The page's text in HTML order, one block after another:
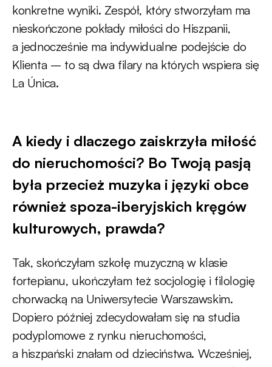
konkretne wyniki. Zespół, który stworzyłam ma
nieskończone pokłady miłości do Hiszpanii,
a jednocześnie ma indywidualne podejście do
Klienta – to są dwa filary na których wspiera się
La Única.
A kiedy i dlaczego zaiskrzyła miłość
do nieruchomości? Bo Twoją pasją
była przecież muzyka i języki obce
również spoza-iberyjskich kręgów
kulturowych, prawda?
Tak, skończyłam szkołę muzyczną w klasie
fortepianu, ukończyłam też socjologię i filologię
chorwacką na Uniwersytecie Warszawskim.
Dopiero później zdecydowałam się na studia
podyplomowe z rynku nieruchomości,
a hiszpański znałam od dzieciństwa. Wcześniej,